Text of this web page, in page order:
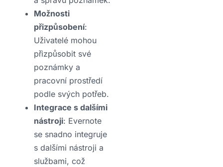
Možnosti
přizpůsobení:
Uživatelé mohou
přizpůsobit své
poznámky a
pracovní prostředí
podle svých potřeb.
Integrace s dalšími
nástroji: Evernote
se snadno integruje
s dalšími nástroji a
službami, což